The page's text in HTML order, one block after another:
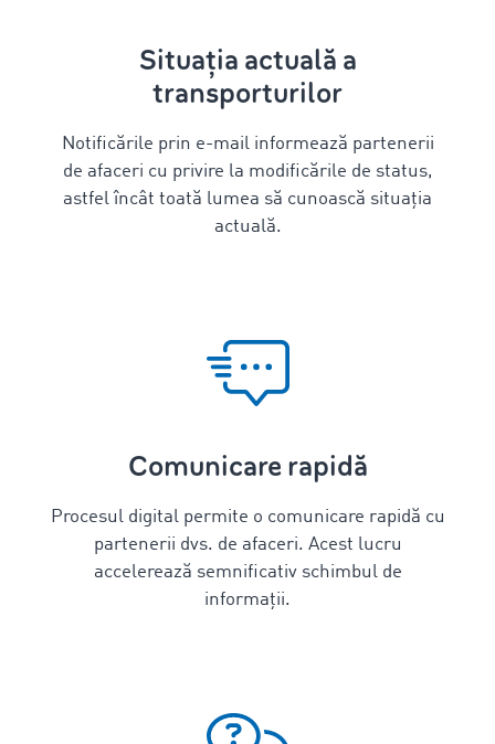
Situația actuală a
transporturilor
Notificările prin e-mail informează partenerii
de afaceri cu privire la modificările de status,
astfel încât toată lumea să cunoască situația
actuală.
Comunicare rapidă
Procesul digital permite o comunicare rapidă cu
partenerii dvs. de afaceri. Acest lucru
accelerează semnificativ schimbul de
informații.